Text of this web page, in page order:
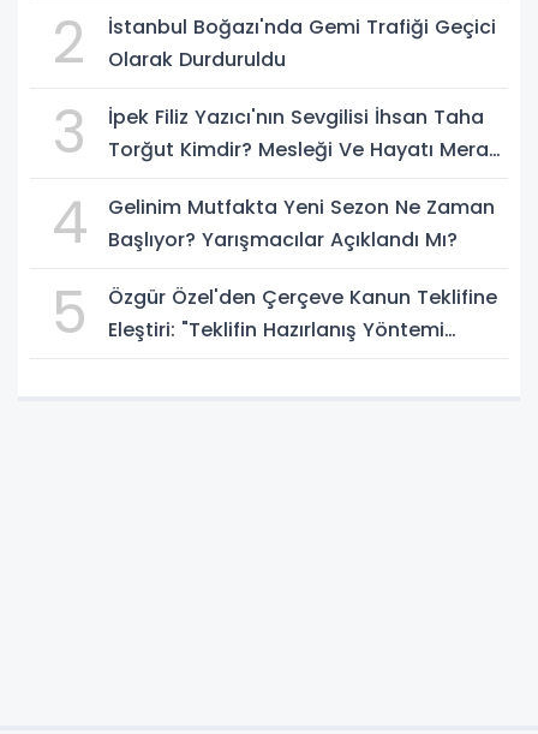
2
İstanbul Boğazı'nda Gemi Trafiği Geçici
Olarak Durduruldu
3
İpek Filiz Yazıcı'nın Sevgilisi İhsan Taha
Torğut Kimdir? Mesleği Ve Hayatı Merak
4
Gelinim Mutfakta Yeni Sezon Ne Zaman
Başlıyor? Yarışmacılar Açıklandı Mı?
5
Özgür Özel'den Çerçeve Kanun Teklifine
Eleştiri: "Teklifin Hazırlanış Yöntemi